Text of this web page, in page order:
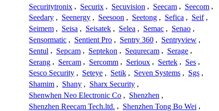
Securitytronix , Securix , Secuvision , Seecam , Seecom ,
Seedary , Seenergy , Seesoon , Seetong , Sefica , Seif ,
Seimem , Seisa , Seisatek , Selea , Semac , Senao ,
Sensormatic , Sentient Pro , Sentry 360 , Sentryview ,
Sentul , Sepcam , Septekon , Sequrecam , Serage ,
Serang , Sercam , Sercomm , Serioux , Sertek , Ses ,
Sesco Security , Seteye , Setik , Seven Systems , Sgs ,
Shamim , Shany , Sharx Security ,
Shenwhen Neo Electronic Co , Shenzhen ,
Shenzhen Reecam Tech.ltd. , Shenzhen Tong Bo Wei ,